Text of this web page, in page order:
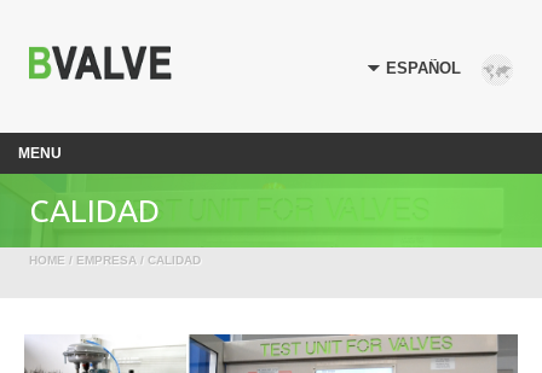
MENU
CALIDAD
HOME / EMPRESA / CALIDAD